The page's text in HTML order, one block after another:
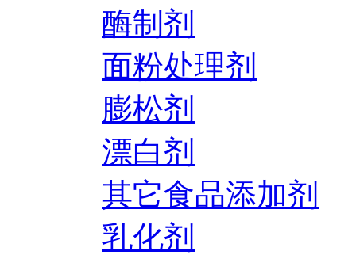
酶制剂
面粉处理剂
膨松剂
漂白剂
其它食品添加剂
乳化剂